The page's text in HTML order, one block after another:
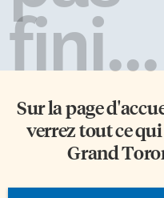
fini...
Sur la page
verrez tout ce
Grand